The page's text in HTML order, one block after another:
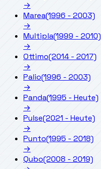
→
Marea(1996 - 2003)
→
Multipla(1999 - 2010)
→
Ottimo(2014 - 2017)
→
Palio(1996 - 2003)
→
Panda(1995 - Heute)
→
Pulse(2021 - Heute)
→
Punto(1995 - 2018)
→
Qubo(2008 - 2019)